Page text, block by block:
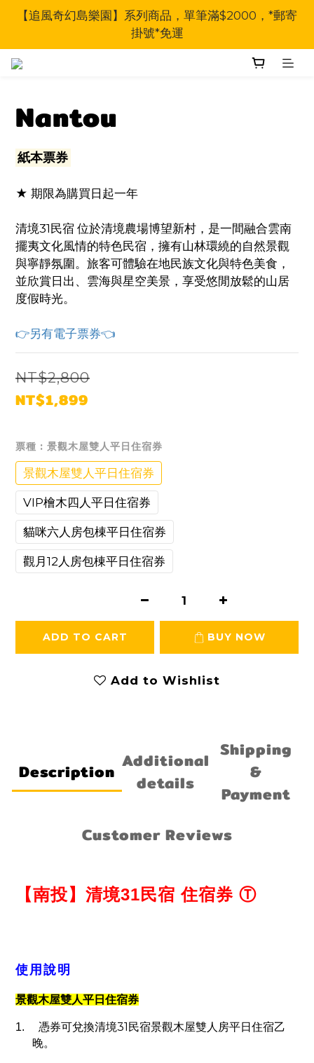
【追風奇幻島樂園】系列商品，單筆滿$2000，*郵寄
掛號*免運
Nantou
紙本票券
★ 期限為購買日起一年
清境31民宿 位於清境農場博望新村，是一間融合雲南
擺夷文化風情的特色民宿，擁有山林環繞的自然景觀
與寧靜氛圍。旅客可體驗在地民族文化與特色美食，
並欣賞日出、雲海與星空美景，享受悠閒放鬆的山居
度假時光。
👉另有電子票券👈
NT$2,800
NT$1,899
票種 : 景觀木屋雙人平日住宿券
景觀木屋雙人平日住宿券
VIP檜木四人平日住宿券
貓咪六人房包棟平日住宿券
觀月12人房包棟平日住宿券
ADD TO CART BUY NOW
Add to Wishlist
Description Additional
details
Shipping
&
Payment
Customer Reviews
【南投】清境31民宿 住宿券 Ⓣ
使用說明
景觀木屋雙人平日住宿券
1. 憑券可兌換清境31 民宿景觀木屋雙人房平日住宿乙
晚。